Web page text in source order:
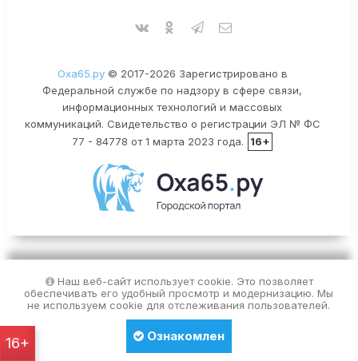
Оха65.ру© 2017-2026 Зарегистрировано в
Федеральной службе по надзору в сфере связи,
информационных технологий и массовых
коммуникаций. Свидетельство о регистрации ЭЛ № ФС
77 - 84778 от 1 марта 2023 года.
16+
Наш веб-сайт использует cookie. Это позволяет
обеспечивать его удобный просмотр и модернизацию. Мы
не используем cookie для отслеживания пользователей.
Ознакомлен
16+